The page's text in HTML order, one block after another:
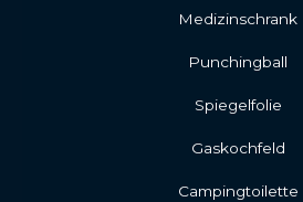
Medizinschrank
Punchingball
Spiegelfolie
Gaskochfeld
Campingtoilette